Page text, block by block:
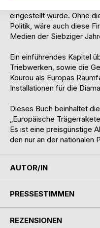
eingestellt wurde. Ohne
Politik, wäre auch diese
Medien der Siebziger
Ein einführendes Kapitel
Triebwerken, sowie die
Kourou als Europas
Installationen für die
Dieses Buch beinhaltet
„Europäische
Es ist eine preisgünstige
den nur an der nationalen
AUTOR/IN
PRESSESTIMMEN
REZENSIONEN